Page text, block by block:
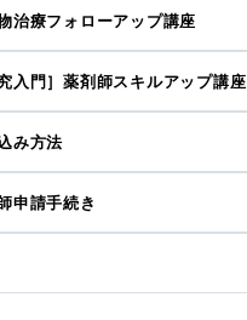
治療フォローアップ講座
入門］薬剤師スキルアップ講座
み方法
申請手続き